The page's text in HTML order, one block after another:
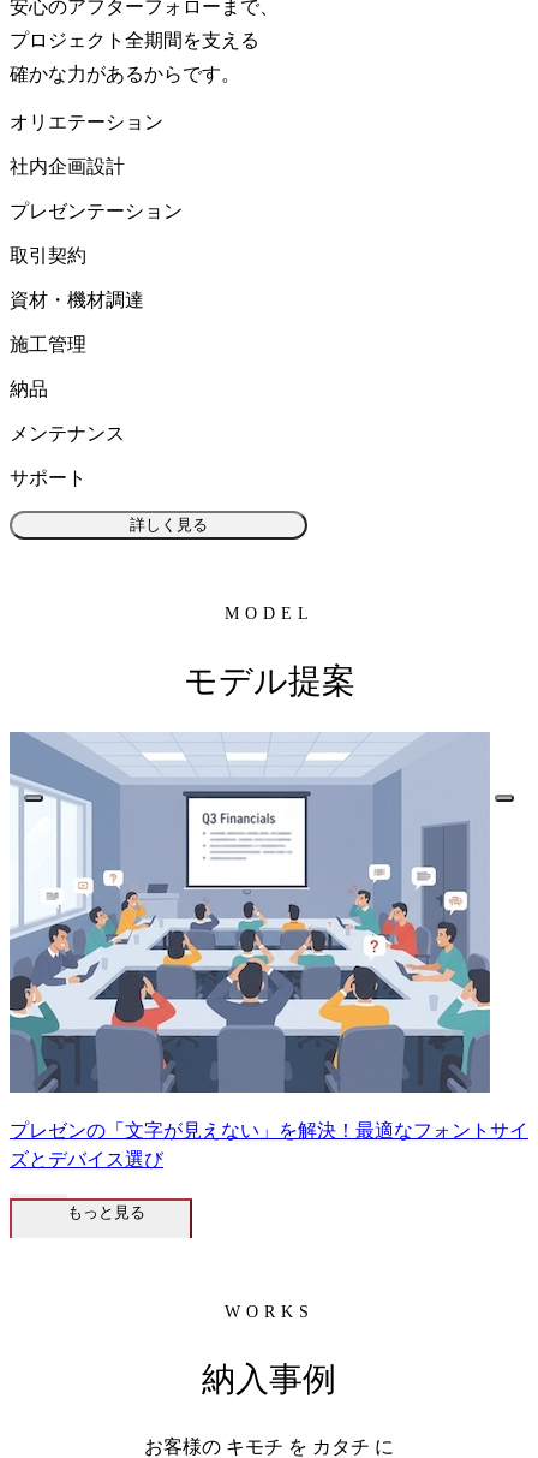
安心のアフターフォローまで、
プロジェクト全期間を支える
確かな力があるからです。
オリエテーション
社内企画設計
プレゼンテーション
取引契約
資材・機材調達
施工管理
納品
メンテナンス
サポート
詳しく見る
MODEL
モデル提案
プレゼンの「文字が見えない」を解決！最適なフォントサイ
ズとデバイス選び
もっと見る
WORKS
納入事例
お客様の キモチ を カタチ に